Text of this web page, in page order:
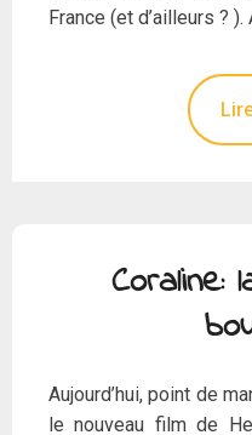
France (et d’ailleurs ?
Coraline:
Aujourd’hui, point de
le nouveau film de